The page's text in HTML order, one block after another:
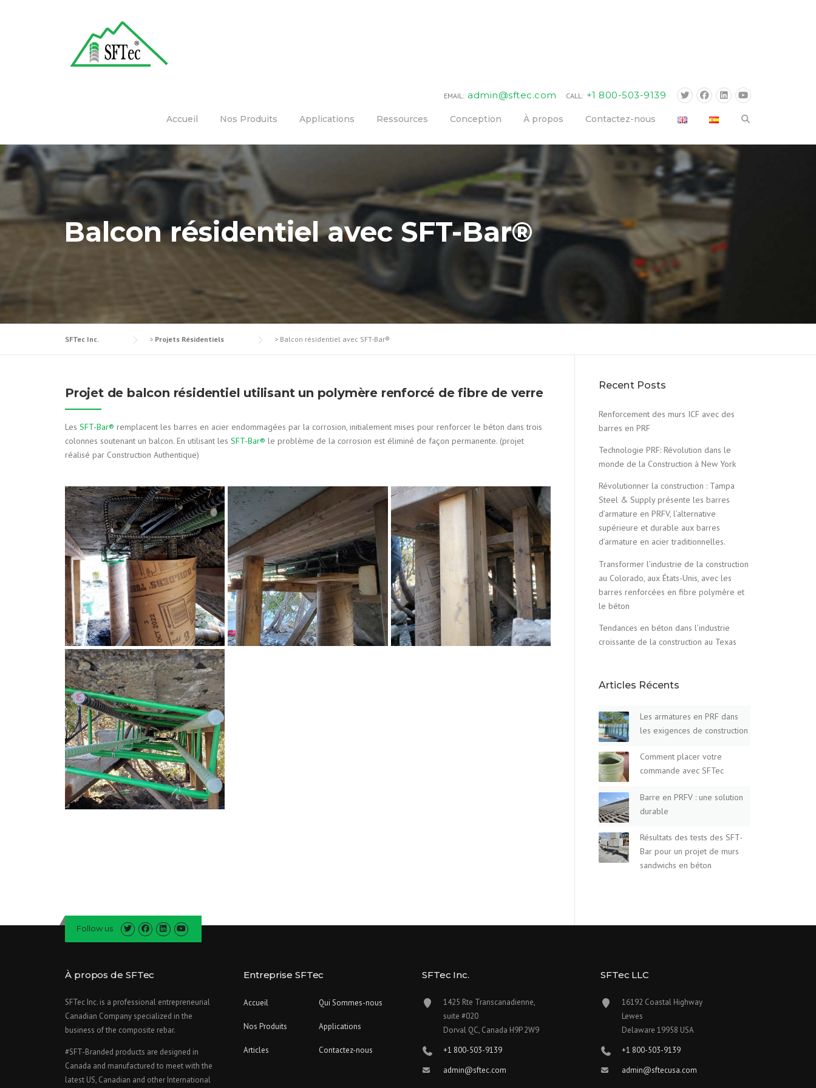
CALL: +1 800-503-9139
EMAIL: admin@sftec.com
Accueil Nos Produits Applications Ressources Conception À propos Contactez-nous
Balcon résidentiel avec SFT-Bar®
SFTec Inc. > Projets Résidentiels > Balcon résidentiel avec SFT-Bar®
Projet de balcon résidentiel utilisant un polymère renforcé de fibre de verre
Les SFT-Bar® remplacent les barres en acier endommagées par la corrosion, initialement mises pour renforcer le béton dans trois
colonnes soutenant un balcon. En utilisant les SFT-Bar® le problème de la corrosion est éliminé de façon permanente. (projet
réalisé par Construction Authentique)
Recent Posts
Renforcement des murs ICF avec des
barres en PRF
Technologie PRF: Révolution dans le
monde de la Construction à New York
Révolutionner la construction : Tampa
Steel & Supply présente les barres
d’armature en PRFV, l’alternative
supérieure et durable aux barres
d’armature en acier traditionnelles.
Transformer l’industrie de la construction
au Colorado, aux États-Unis, avec les
barres renforcées en fibre polymère et
le béton
Tendances en béton dans l’industrie
croissante de la construction au Texas
Articles Récents
Les armatures en PRF dans
les exigences de construction
Comment placer votre
commande avec SFTec
Barre en PRFV : une solution
durable
Résultats des tests des SFT-
Bar pour un projet de murs
sandwichs en béton
Follow us
À propos de SFTec
SFTec Inc. is a professional entrepreneurial
Canadian Company specialized in the
business of the composite rebar.
#SFT-Branded products are designed in
Canada and manufactured to meet with the
latest US, Canadian and other International
Entreprise SFTec
Accueil Qui Sommes-nous
Nos Produits Applications
Articles Contactez-nous
SFTec Inc.
1425 Rte Transcanadienne,
suite #020
Dorval QC, Canada H9P 2W9
+1 800-503-9139
admin@sftec.com
SFTec LLC
16192 Coastal Highway
Lewes
Delaware 19958 USA
+1 800-503-9139
admin@sftecusa.com